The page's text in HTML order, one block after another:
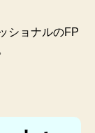
ショナルのFP